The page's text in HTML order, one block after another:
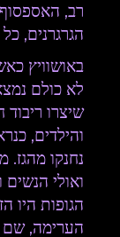
רב,
הגרגרנים,
באושוויץ
לא כולם
שיצרו
והילדים,
נחנקו מהגז.
ואולי
הגופות היו
הערימה, שם